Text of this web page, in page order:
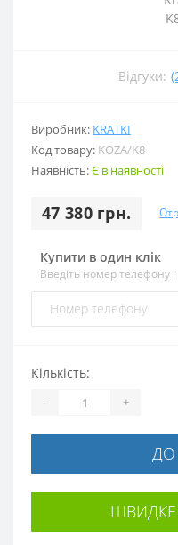
Відгуки:
Виробник: KRATKI
Код товару: KOZA/K8
Наявність:Є в наявності
47 380 грн.
Купити в один клік
Введіть номер телефону
Кількість:
- +